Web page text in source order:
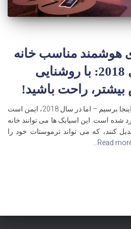
هوشمند مناسب خانه
های هوشمند سال 2018: با روشنایی
راحت باشید!
سالها طول کشید تا در نهایت به اینجا برسیم – اما در سال 2018، ایمن است
شده است. این اسبابک ها می توانند خانه
کنند، که می تواند ترموستات خود را
Read